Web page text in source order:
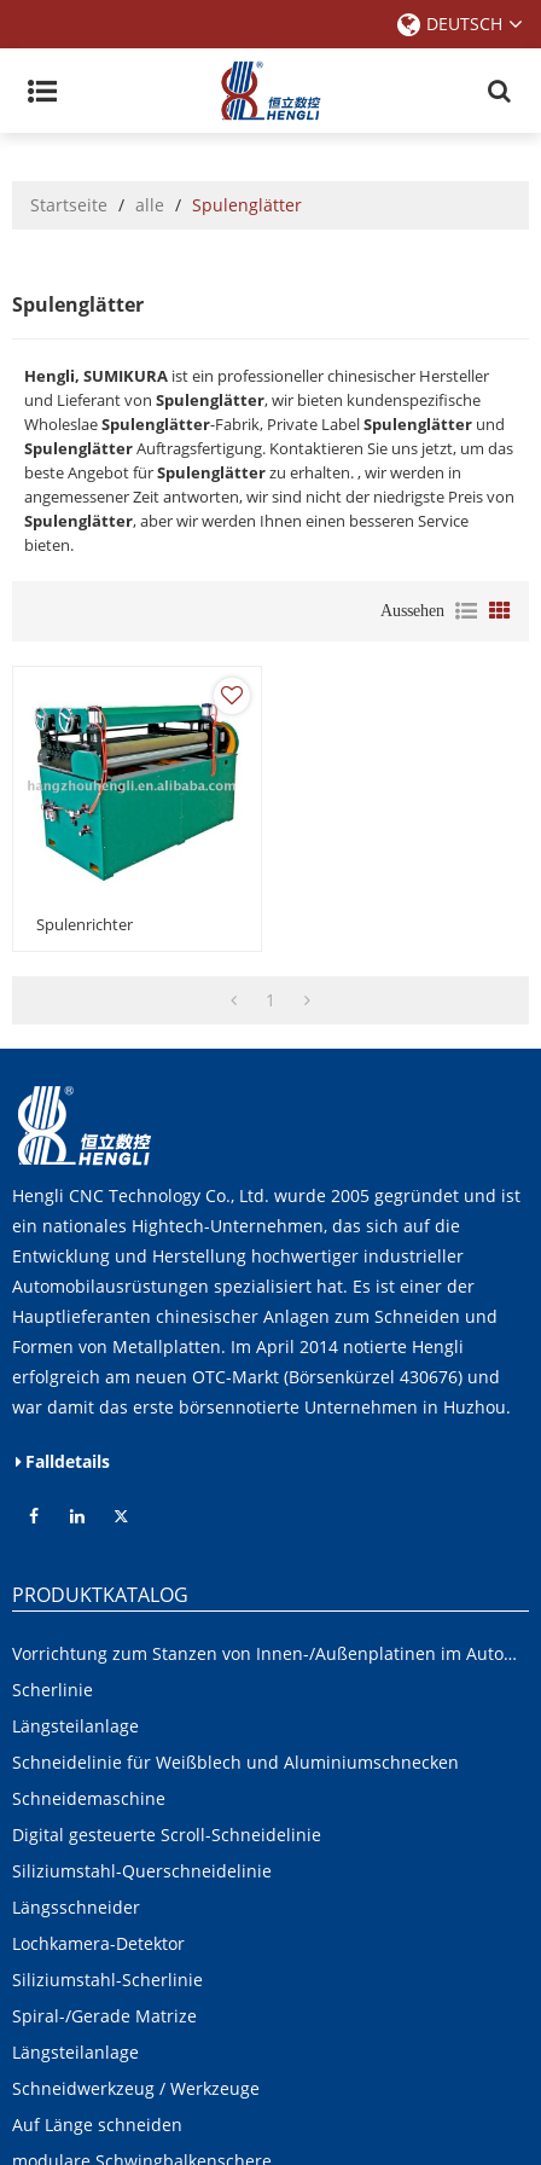
DEUTSCH
Startseite / alle / Spulenglätter
Spulenglätter
Hengli, SUMIKURA ist ein professioneller chinesischer Hersteller
und Lieferant von Spulenglätter, wir bieten kundenspezifische
WholeslaeSpulenglätter-Fabrik, Private LabelSpulenglätter und
SpulenglätterAuftragsfertigung. Kontaktieren Sie uns jetzt, um das
beste Angebot fürSpulenglätterzu erhalten. , wir werden in
angemessener Zeit antworten, wir sind nicht der niedrigste Preis von
Spulenglätter, aber wir werden Ihnen einen besseren Service
bieten.
Aussehen
Spulenrichter
1
Hengli CNC Technology Co., Ltd. wurde 2005 gegründet und ist
ein nationales Hightech-Unternehmen, das sich auf die
Entwicklung und Herstellung hochwertiger industrieller
Automobilausrüstungen spezialisiert hat. Es ist einer der
Hauptlieferanten chinesischer Anlagen zum Schneiden und
Formen von Metallplatten. Im April 2014 notierte Hengli
erfolgreich am neuen OTC-Markt (Börsenkürzel 430676) und
war damit das erste börsennotierte Unternehmen in Huzhou.
Falldetails
PRODUKTKATALOG
Vorrichtung zum Stanzen von Innen-/Außenplatinen im Automobilbereich
Scherlinie
Längsteilanlage
Schneidelinie für Weißblech und Aluminiumschnecken
Schneidemaschine
Digital gesteuerte Scroll-Schneidelinie
Siliziumstahl-Querschneidelinie
Längsschneider
Lochkamera-Detektor
Siliziumstahl-Scherlinie
Spiral-/Gerade Matrize
Längsteilanlage
Schneidwerkzeug / Werkzeuge
Auf Länge schneiden